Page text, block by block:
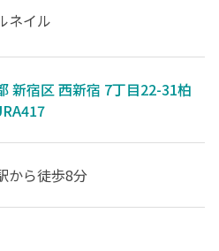
ネイル
新宿区 西新宿 7丁目22-31柏
から徒歩8分